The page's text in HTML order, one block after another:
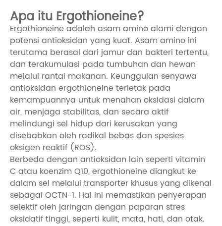
Apa itu Ergothioneine?
Ergothioneine adalah asam amino alami dengan
potensi antioksidan yang kuat. Asam amino ini
terutama berasal dari jamur dan bakteri tertentu,
dan terakumulasi pada tumbuhan dan hewan
melalui rantai makanan. Keunggulan senyawa
antioksidan ergothioneine terletak pada
kemampuannya untuk menahan oksidasi dalam
air, menjaga stabilitas, dan secara aktif
melindungi sel hidup dari kerusakan yang
disebabkan oleh radikal bebas dan spesies
oksigen reaktif (ROS).
Berbeda dengan antioksidan lain seperti vitamin
C atau koenzim Q10, ergothioneine diangkut ke
dalam sel melalui transporter khusus yang dikenal
sebagai OCTN-1. Hal ini memastikan penyerapan
selektif oleh jaringan dengan paparan stres
oksidatif tinggi, seperti kulit, mata, hati, dan otak.